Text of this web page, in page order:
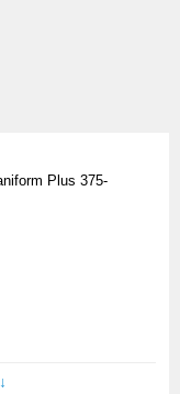
Plus 375-